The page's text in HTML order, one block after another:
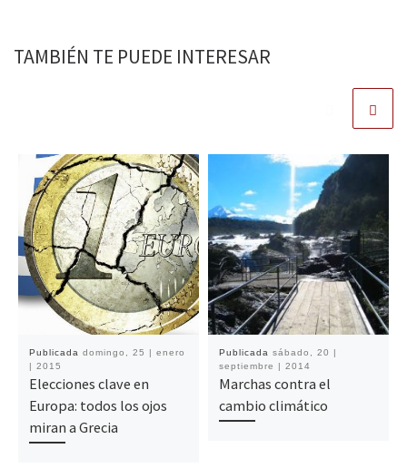
TAMBIÉN TE PUEDE INTERESAR
Publicada domingo, 25 | enero
| 2015
Elecciones clave en
Europa: todos los ojos
miran a Grecia
Publicada sábado, 20 |
septiembre | 2014
Marchas contra el
cambio climático